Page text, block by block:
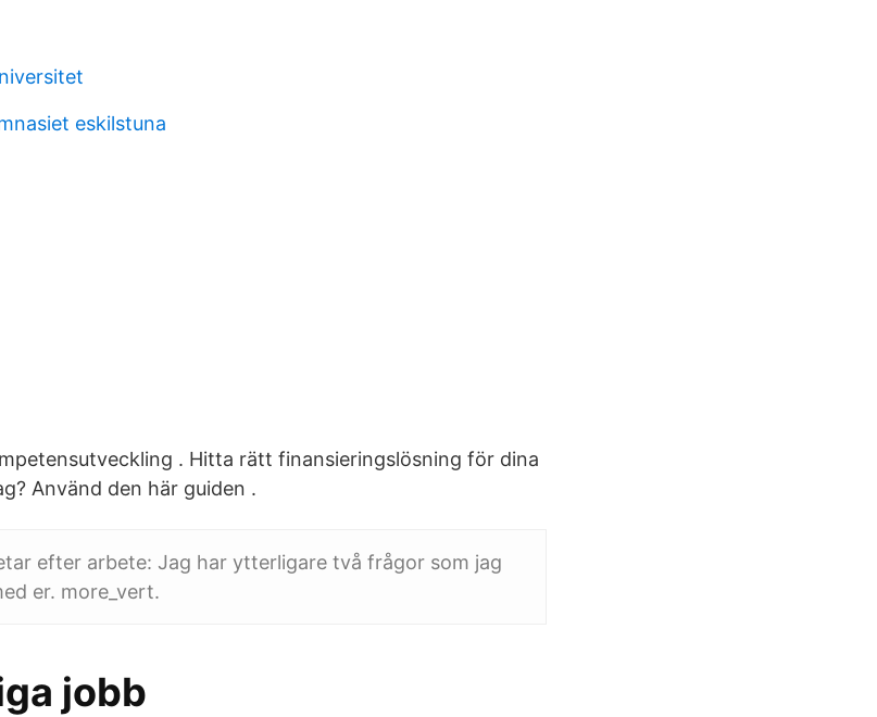
eskilstuna
. Hitta rätt finansieringslösning för dina
Använd den här guiden .
efter arbete: Jag har ytterligare två frågor som jag
er. more_vert.
jobb